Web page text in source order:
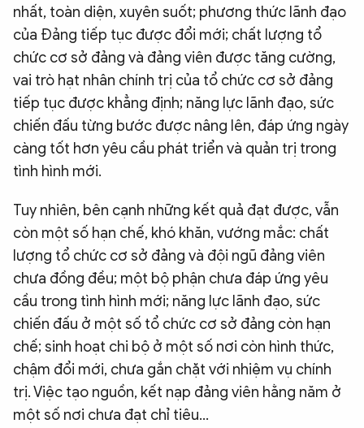
nhất, toàn diện, xuyên suốt; phương thức lãnh đạo
của Đảng tiếp tục được đổi mới; chất lượng tổ
chức cơ sở đảng và đảng viên được tăng cường,
vai trò hạt nhân chính trị của tổ chức cơ sở đảng
tiếp tục được khẳng định; năng lực lãnh đạo, sức
chiến đấu từng bước được nâng lên, đáp ứng ngày
càng tốt hơn yêu cầu phát triển và quản trị trong
tình hình mới.
Tuy nhiên, bên cạnh những kết quả đạt được, vẫn
còn một số hạn chế, khó khăn, vướng mắc: chất
lượng tổ chức cơ sở đảng và đội ngũ đảng viên
chưa đồng đều; một bộ phận chưa đáp ứng yêu
cầu trong tình hình mới; năng lực lãnh đạo, sức
chiến đấu ở một số tổ chức cơ sở đảng còn hạn
chế; sinh hoạt chi bộ ở một số nơi còn hình thức,
chậm đổi mới, chưa gắn chặt với nhiệm vụ chính
trị. Việc tạo nguồn, kết nạp đảng viên hằng năm ở
một số nơi chưa đạt chỉ tiêu...